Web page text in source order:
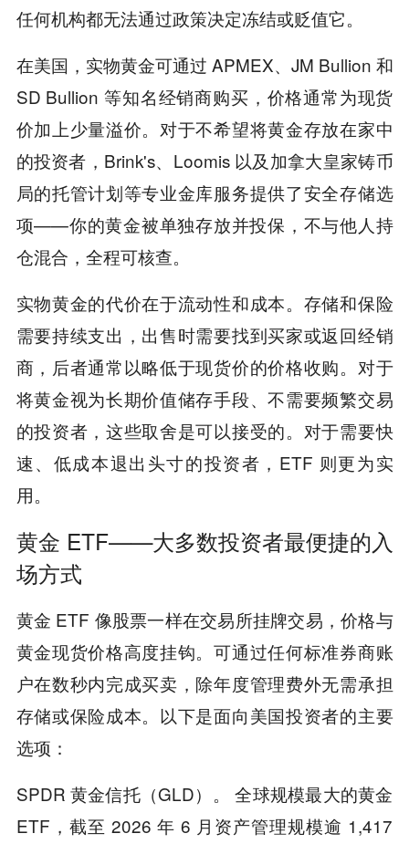
任何机构都无法通过政策决定冻结或贬值它。
在美国，实物黄金可通过 APMEX、JM Bullion 和
SD Bullion 等知名经销商购买，价格通常为现货
价加上少量溢价。对于不希望将黄金存放在家中
的投资者，Brink's、Loomis 以及加拿大皇家铸币
局的托管计划等专业金库服务提供了安全存储选
项——你的黄金被单独存放并投保，不与他人持
仓混合，全程可核查。
实物黄金的代价在于流动性和成本。存储和保险
需要持续支出，出售时需要找到买家或返回经销
商，后者通常以略低于现货价的价格收购。对于
将黄金视为长期价值储存手段、不需要频繁交易
的投资者，这些取舍是可以接受的。对于需要快
速、低成本退出头寸的投资者，ETF 则更为实
用。
黄金 ETF——大多数投资者最便捷的入
场方式
黄金 ETF 像股票一样在交易所挂牌交易，价格与
黄金现货价格高度挂钩。可通过任何标准券商账
户在数秒内完成买卖，除年度管理费外无需承担
存储或保险成本。以下是面向美国投资者的主要
选项：
SPDR 黄金信托（GLD）。 全球规模最大的黄金
ETF，截至 2026 年 6 月资产管理规模逾 1,417